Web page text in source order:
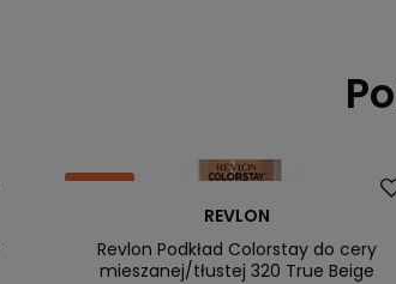
Okazja
REVLON
Revlon Podkład Colorstay do cery
mieszanej/tłustej 320 True Beige